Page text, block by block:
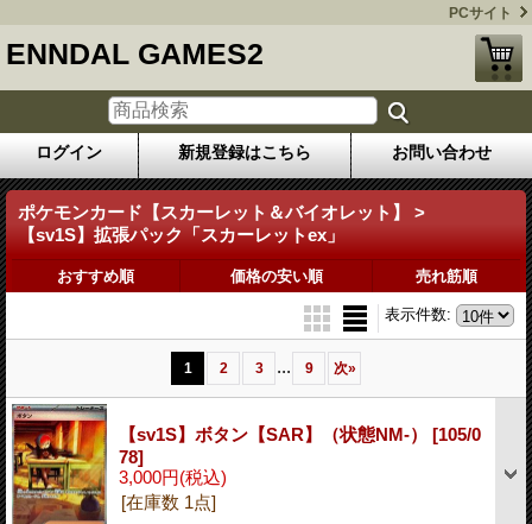
PCサイト
ENNDAL GAMES2
ログイン 新規登録はこちら お問い合わせ
ポケモンカード【スカーレット＆バイオレット】 >
【sv1S】拡張パック「スカーレットex」
おすすめ順 価格の安い順 売れ筋順
表示件数:
1 2 3 ... 9 次»
【sv1S】ボタン【SAR】（状態NM-） [105/0
78]
3,000円(税込)
[在庫数 1点]